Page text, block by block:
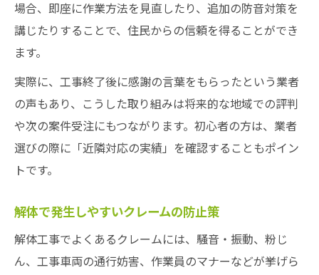
場合、即座に作業方法を見直したり、追加の防音対策を
講じたりすることで、住民からの信頼を得ることができ
ます。
実際に、工事終了後に感謝の言葉をもらったという業者
の声もあり、こうした取り組みは将来的な地域での評判
や次の案件受注にもつながります。初心者の方は、業者
選びの際に「近隣対応の実績」を確認することもポイン
トです。
解体で発生しやすいクレームの防止策
解体工事でよくあるクレームには、騒音・振動、粉じ
ん、工事車両の通行妨害、作業員のマナーなどが挙げら